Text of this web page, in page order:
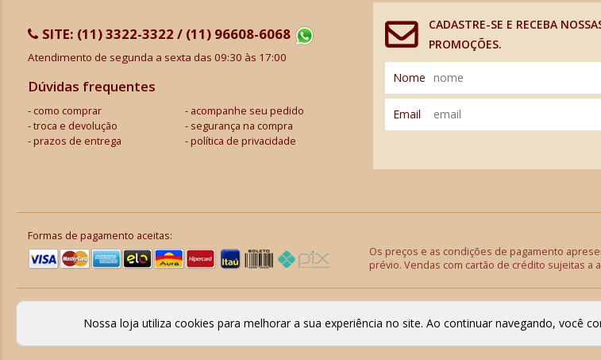
SITE: (11) 3322-3322 / (11) 96608-6068
Atendimento de segunda a sexta das 09:30 às 17:00
Dúvidas frequentes
como comprar
acompanhe seu pedido
troca e devolução
segurança na compra
prazos de entrega
política de privacidade
CADASTRE-SE E RECEBA
PROMOÇÕES.
Nome
Email
Formas de pagamento aceitas:
Os preços e as condições de pagamento
prévio. Vendas com cartão de crédito sujeitas a
Nossa loja utiliza cookies para melhorar a sua experiência no site. Ao continuar navegando, você